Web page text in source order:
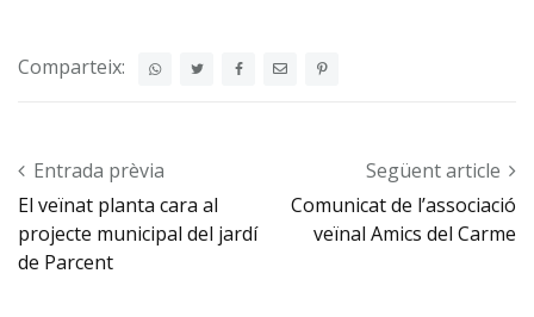
Comparteix:
Post navigation
Entrada prèvia
El veïnat planta cara al
projecte municipal del jardí
de Parcent
Següent article
Comunicat de l’associació
veïnal Amics del Carme